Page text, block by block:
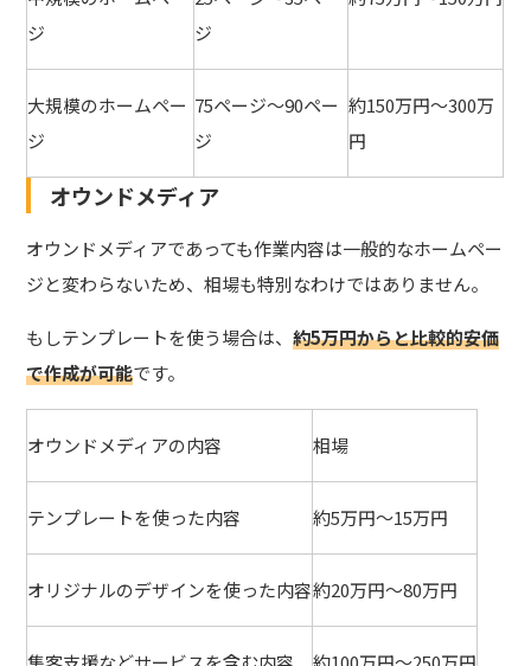
ジ
ジ
大規模のホームペー
ジ
75ページ～90ペー
ジ
約150万円～300万
円
オウンドメディア
オウンドメディアであっても作業内容は一般的なホームペー
ジと変わらないため、相場も特別なわけではありません。
もしテンプレートを使う場合は、約5万円からと比較的安価
で作成が可能です。
オウンドメディアの内容 相場
テンプレートを使った内容 約5万円～15万円
オリジナルのデザインを使った内容約20万円～80万円